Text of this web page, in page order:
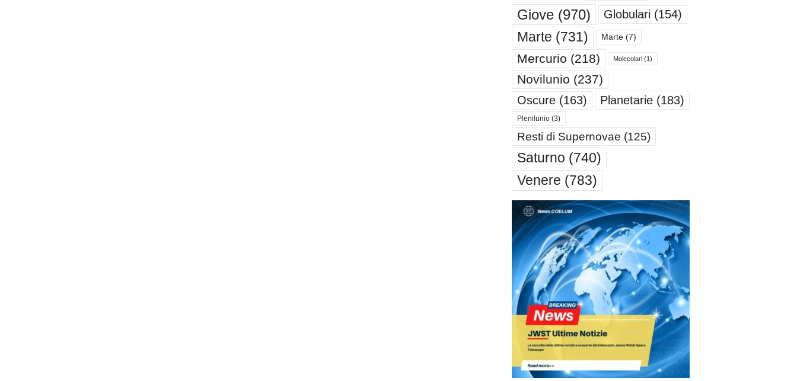
Giove(970) Globulari (154)
Marte (731) Marte(7)
Mercurio (218) Molecolari(1)
Novilunio (237)
Oscure(163) Planetarie(183)
Plenilunio(3)
Resti di Supernovae (125)
Saturno (740)
Venere (783)